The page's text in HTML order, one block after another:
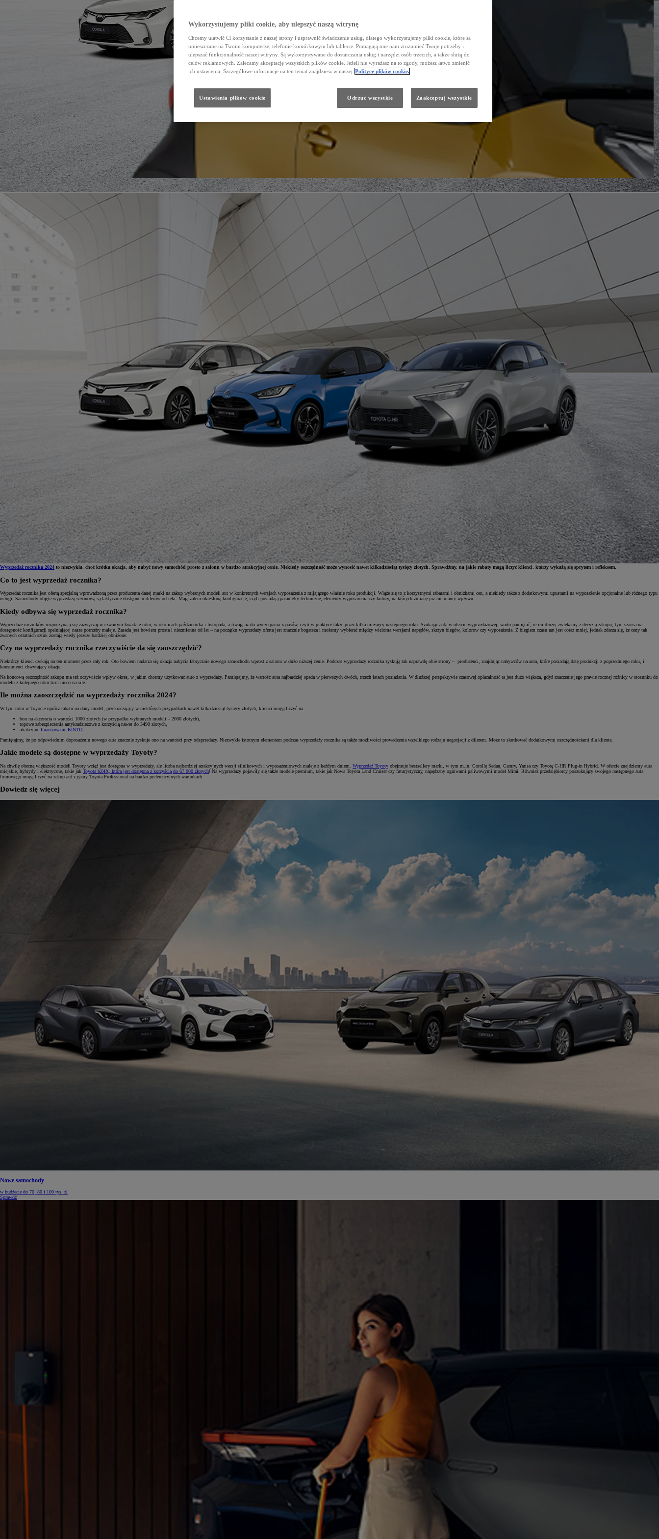
Od81 900 zł
HYBRID
105 300 zł
Corolla Hatchback
Wyprzedaż rocznika 2024 to niezwykła, choć krótka okazja, aby nabyć nowy samochód prosto z salonu w bardzo atrakcyjnej cenie. Niekiedy oszczędność może wynosić nawet kilkadziesiąt tysięcy złotych. Sprawdźmy, na jakie rabaty mogą liczyć klienci, którzy wykażą się sprytem i refleksem.
Co to jest wyprzedaż rocznika?
Wyprzedaż rocznika jest ofertą specjalną wprowadzoną przez producenta danej marki na zakup wybranych modeli aut w konkretnych wersjach wyposażenia z mijającego właśnie roku produkcji. Wiąże się to z korzystnymi rabatami i obniżkami cen, a niekiedy także z dodatkowymi upustami na wyposażenie opcjonalne lub różnego typu
usługi. Samochody objęte wyprzedażą sezonową są faktycznie dostępne u dilerów od ręki. Mają zatem określoną konfigurację, czyli posiadają parametry techniczne, elementy wyposażenia czy kolory, na których zmianę już nie mamy wpływu.
Kiedy odbywa się wyprzedaż rocznika?
Wyprzedaże roczników rozpoczynają się zazwyczaj w czwartym kwartale roku, w okolicach października i listopada, a trwają aż do wyczerpania zapasów, czyli w praktyce także przez kilka miesięcy następnego roku. Szukając auta w ofercie wyprzedażowej, warto pamiętać, że im dłużej zwlekamy z decyzją zakupu, tym szansa na
dostępność konfiguracji spełniającej nasze potrzeby maleje. Zasada jest bowiem prosta i niezmienna od lat – na początku wyprzedaży oferta jest znacznie bogatsza i możemy wybierać między wieloma wersjami napędów, skrzyń biegów, kolorów czy wyposażenia. Z biegiem czasu aut jest coraz mniej, jednak zdarza się, że ceny tak
zwanych ostatnich sztuk zostają wtedy jeszcze bardziej obniżone.
Czy na wyprzedaży rocznika rzeczywiście da się zaoszczędzić?
Niektórzy klienci czekają na ten moment przez cały rok. Oto bowiem nadarza się okazja nabycia fabrycznie nowego samochodu wprost z salonu w dużo niższej cenie. Podczas wyprzedaży rocznika zyskują tak naprawdę obie strony – producenci, znajdując nabywców na auta, które posiadają datę produkcji z poprzedniego roku, i
konsumenci chwytający okazje.
Na końcową oszczędność zakupu ma też oczywiście wpływ okres, w jakim chcemy użytkować auto z wyprzedaży. Pamiętajmy, że wartość auta najbardziej spada w pierwszych dwóch, trzech latach posiadania. W dłuższej perspektywie czasowej opłacalność ta jest dużo większa, gdyż znaczenie jego prawie rocznej różnicy w stosunku do
modelu z kolejnego roku traci nieco na sile.
Ile można zaoszczędzić na wyprzedaży rocznika 2024?
W tym roku w Toyocie oprócz rabatu na dany model, przekraczający w niektórych przypadkach nawet kilkadziesiąt tysięcy złotych, klienci mogą liczyć na:
bon na akcesoria o wartości 1000 złotych (w przypadku wybranych modeli – 2000 złotych),
topowe zabezpieczenia antykradzieżowe z korzyścią nawet do 3490 złotych,
atrakcyjne finansowanie KINTO
Pamiętajmy, że po odpowiednim doposażeniu nowego auta znacznie zyskuje ono na wartości przy odsprzedaży. Niezwykle istotnym elementem podczas wyprzedaży rocznika są także możliwości prowadzenia wszelkiego rodzaju negocjacji z dilerem. Może to skutkować dodatkowymi oszczędnościami dla klienta.
Jakie modele są dostępne w wyprzedaży Toyoty?
Na chwilę obecną większość modeli Toyoty wciąż jest dostępna w wyprzedaży, ale liczba najbardziej atrakcyjnych wersji silnikowych i wyposażeniowych maleje z każdym dniem. Wyprzedaż Toyoty obejmuje bestsellery marki, w tym m.in. Corollę Sedan, Camry, Yarisa czy Toyotę C-HR Plug-in Hybrid. W ofercie znajdziemy auta
miejskie, hybrydy i elektryczne, takie jak Toyota bZ4X, która jest dostępna z korzyścią do 67 000 złotych! Na wyprzedaży pojawiły się także modele premium, takie jak Nowa Toyota Land Cruiser czy futurystyczny, napędzany ogniwami paliwowymi model Mirai. Również przedsiębiorcy poszukujący swojego następnego auta
firmowego mogą liczyć na zakup aut z gamy Toyota Professional na bardzo preferencyjnych warunkach.
Dowiedz się więcej
Nowe samochody
w budżecie do 70, 80 i 100 tys. zł
Sprawdź
Wykorzystujemy pliki cookie, aby ulepszyć naszą witrynę
Chcemy ułatwić Ci korzystanie z naszej strony i usprawnić świadczenie usług, dlatego wykorzystujemy pliki cookie, które są
umieszczane na Twoim komputerze, telefonie komórkowym lub tablecie. Pomagają one nam zrozumieć Twoje potrzeby i
ulepszać funkcjonalność naszej witryny. Są wykorzystywane do dostarczania usług i narzędzi osób trzecich, a także służą do
celów reklamowych. Zalecamy akceptację wszystkich plików cookie. Jeżeli nie wyrażasz na to zgody, możesz łatwo zmienić
ich ustawienia. Szczegółowe informacje na ten temat znajdziesz w naszej Polityce plików cookie.
Ustawienia plików cookie Odrzuć wszystkie Zaakceptuj wszystkie